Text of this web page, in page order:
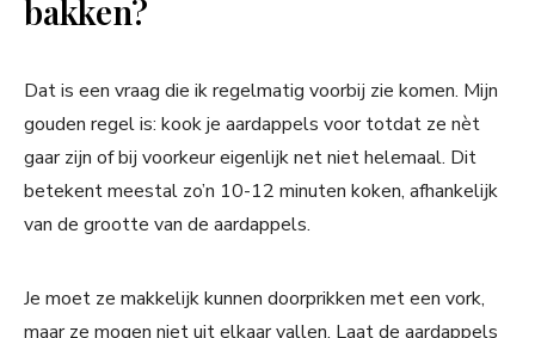
bakken?
Dat is een vraag die ik regelmatig voorbij zie komen. Mijn
gouden regel is: kook je aardappels voor totdat ze nèt
gaar zijn of bij voorkeur eigenlijk net niet helemaal. Dit
betekent meestal zo’n 10-12 minuten koken, afhankelijk
van de grootte van de aardappels.
Je moet ze makkelijk kunnen doorprikken met een vork,
maar ze mogen niet uit elkaar vallen. Laat de aardappels